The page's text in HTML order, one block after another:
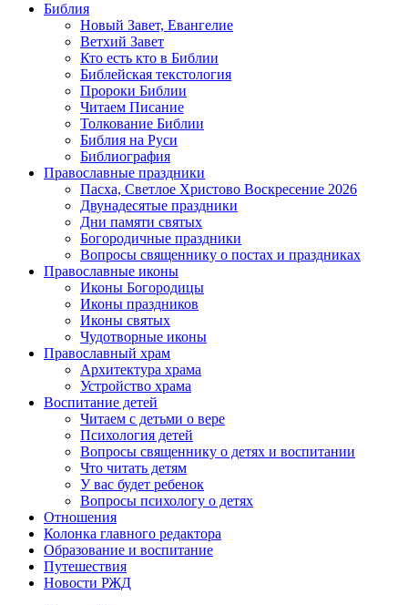
Библия
Новый Завет, Евангелие
Ветхий Завет
Кто есть кто в Библии
Библейская текстология
Пророки Библии
Читаем Писание
Толкование Библии
Библия на Руси
Библиография
Православные праздники
Пасха, Светлое Христово Воскресение 2026
Двунадесятые праздники
Дни памяти святых
Богородичные праздники
Вопросы священнику о постах и праздниках
Православные иконы
Иконы Богородицы
Иконы праздников
Иконы святых
Чудотворные иконы
Православный храм
Архитектура храма
Устройство храма
Воспитание детей
Читаем с детьми о вере
Психология детей
Вопросы священнику о детях и воспитании
Что читать детям
У вас будет ребенок
Вопросы психологу о детях
Отношения
Колонка главного редактора
Образование и воспитание
Путешествия
Новости РЖД